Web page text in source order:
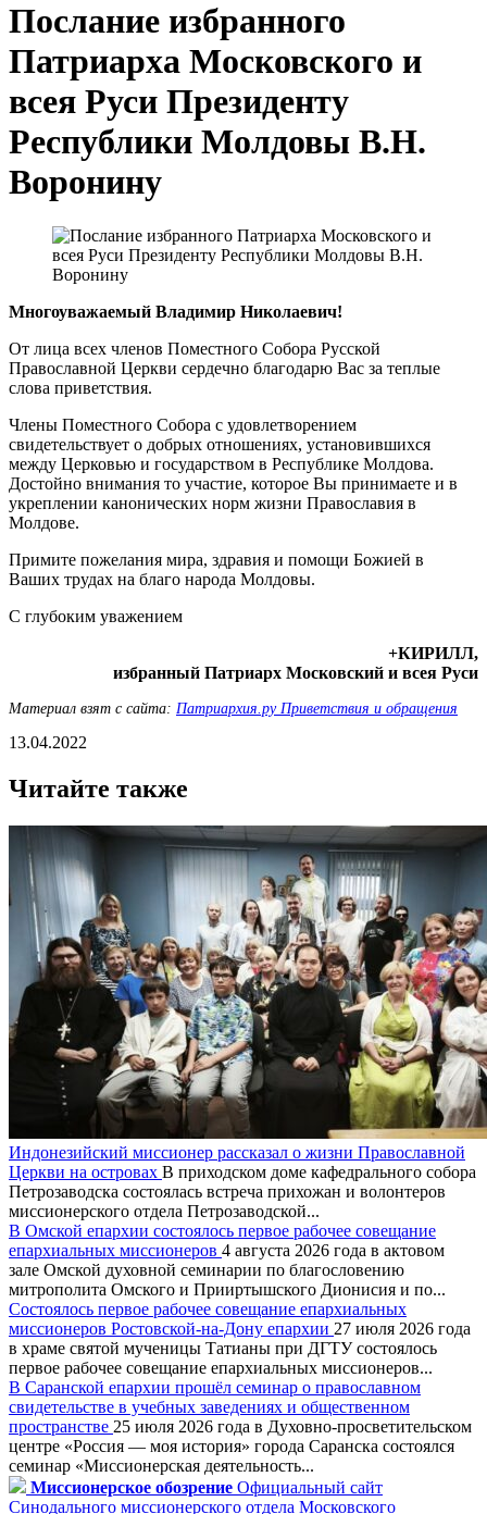
Послание избранного
Патриарха Московского и
всея Руси Президенту
Республики Молдовы В.Н.
Воронину
Многоуважаемый Владимир Николаевич!
От лица всех членов Поместного Собора Русской
Православной Церкви сердечно благодарю Вас за теплые
слова приветствия.
Члены Поместного Собора с удовлетворением
свидетельствует о добрых отношениях, установившихся
между Церковью и государством в Республике Молдова.
Достойно внимания то участие, которое Вы принимаете и в
укреплении канонических норм жизни Православия в
Молдове.
Примите пожелания мира, здравия и помощи Божией в
Ваших трудах на благо народа Молдовы.
С глубоким уважением
+КИРИЛЛ,
избранный Патриарх Московский и всея Руси
Материал взят с сайта: Патриархия.ру Приветствия и обращения
13.04.2022
Читайте также
Индонезийский миссионер рассказал о жизни Православной
Церкви на островах В приходском доме кафедрального собора
Петрозаводска состоялась встреча прихожан и волонтеров
миссионерского отдела Петрозаводской...
В Омской епархии состоялось первое рабочее совещание
епархиальных миссионеров 4 августа 2026 года в актовом
зале Омской духовной семинарии по благословению
митрополита Омского и Прииртышского Дионисия и по...
Состоялось первое рабочее совещание епархиальных
миссионеров Ростовской-на-Дону епархии 27 июля 2026 года
в храме святой мученицы Татианы при ДГТУ состоялось
первое рабочее совещание епархиальных миссионеров...
В Саранской епархии прошёл семинар о православном
свидетельстве в учебных заведениях и общественном
пространстве 25 июля 2026 года в Духовно-просветительском
центре «Россия — моя история» города Саранска состоялся
семинар «Миссионерская деятельность...
Миссионерское обозрение Официальный сайт
Синодального миссионерского отдела Московского